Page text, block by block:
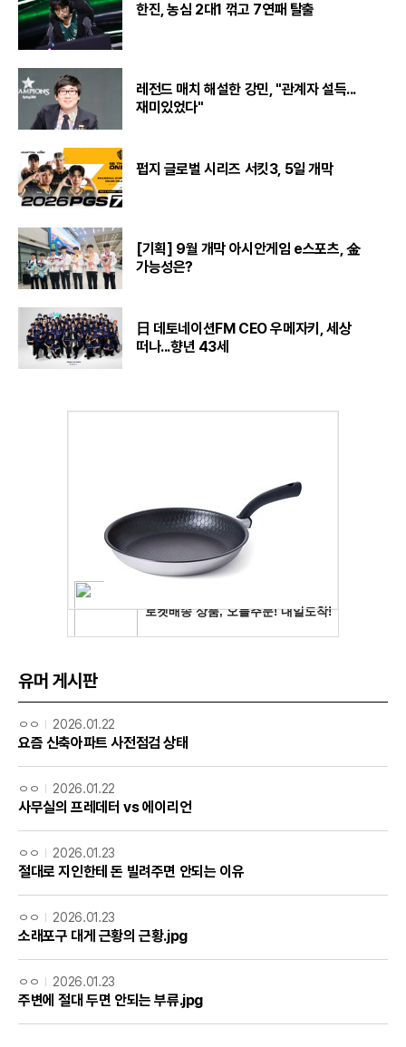
한진, 농심 2대1 꺾고 7연패 탈출
레전드 매치 해설한 강민, "관계자 설득...
재미있었다"
펍지 글로벌 시리즈 서킷3, 5일 개막
[기획] 9월 개막 아시안게임 e스포츠, 金
가능성은?
日 데토네이션FM CEO 우메자키, 세상
떠나...향년 43세
유머 게시판
ㅇㅇ 2026.01.22
요즘 신축아파트 사전점검 상태
ㅇㅇ 2026.01.22
사무실의 프레데터 vs 에이리언
ㅇㅇ 2026.01.23
절대로 지인한테 돈 빌려주면 안되는 이유
ㅇㅇ 2026.01.23
소래포구 대게 근황의 근황.jpg
ㅇㅇ 2026.01.23
주변에 절대 두면 안되는 부류.jpg